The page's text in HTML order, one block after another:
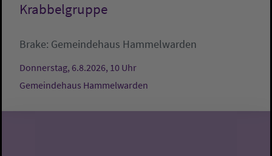
Krabbelgruppe
Brake: Gemeindehaus Hammelwarden
Donnerstag, 6.8.2026, 10 Uhr
Gemeindehaus Hammelwarden